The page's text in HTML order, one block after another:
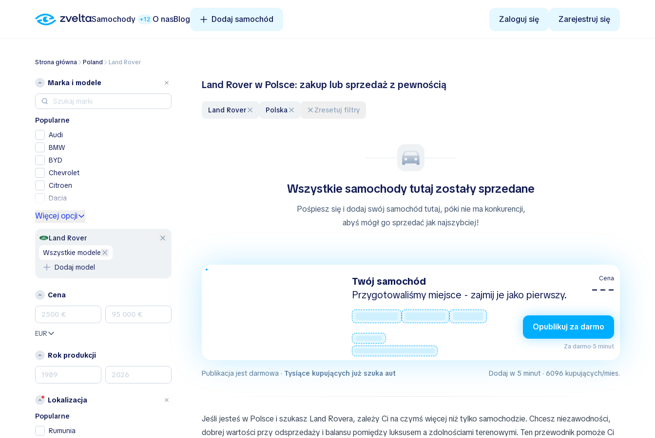
Samochody +12 O nasBlog Dodaj samochód Zaloguj się Zarejestruj się
Strona główna Poland Land Rover
Marka i modele
Popularne
Audi
BMW
BYD
Chevrolet
Citroen
Dacia
Ford
GMC
Honda
Land Rover
Lexus
Mazda
Mercedes-Benz
Nissan
Peugeot
Porsche
Renault
Więcej opcji
Land Rover
wszystkie modele
Dodaj model
Cena
EUR
Rok produkcji
Lokalizacja
Popularne
Rumunia
Land Rover w Polsce: zakup lub sprzedaż z pewnością
Land Rover Polska Zresetuj filtry
Wszystkie samochody tutaj zostały sprzedane
Pośpiesz się i dodaj swój samochód tutaj, póki nie ma konkurencji,
abyś mógł go sprzedać jak najszybciej!
Twój samochód
Przygotowaliśmy miejsce - zajmij je jako pierwszy.
Cena
– – –
Opublikuj za darmo
Za darmo·5 minut
Publikacja jest darmowa · Tysiące kupujących już szuka aut Dodaj w 5 minut · 6096 kupujących/mies.
Jeśli jesteś w Polsce i szukasz Land Rovera, zależy Ci na czymś więcej niż tylko samochodzie. Chcesz niezawodności,
dobrej wartości przy odsprzedaży i balansu pomiędzy luksusem a zdolnościami terenowymi. Ten przewodnik pomoże Ci